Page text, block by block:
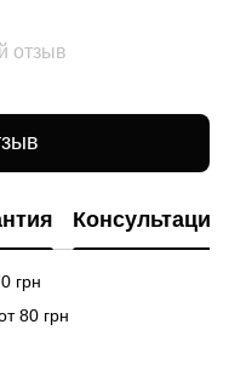
отзыв
Консультация
грн
80 грн